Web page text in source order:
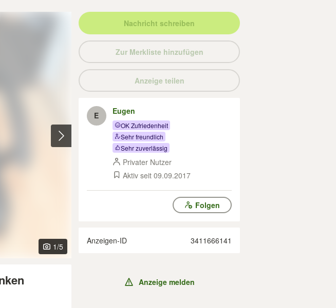
1/5
Nachricht schreiben
Zur Merkliste hinzufügen
Anzeige teilen
E Eugen
OK Zufriedenheit
Sehr freundlich
Sehr zuverlässig
Privater Nutzer
Aktiv seit 09.09.2017
Folgen
Anzeigen-ID 3411666141
Anzeige melden